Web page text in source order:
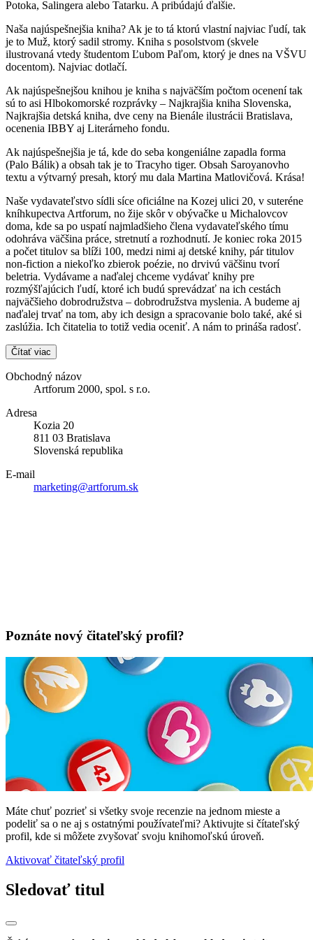
Potoka, Salingera alebo Tatarku. A pribúdajú ďalšie.
Naša najúspešnejšia kniha? Ak je to tá ktorú vlastní najviac ľudí, tak
je to Muž, ktorý sadil stromy. Kniha s posolstvom (skvele
ilustrovaná vtedy študentom Ľubom Paľom, ktorý je dnes na VŠVU
docentom). Najviac dotlačí.
Ak najúspešnejšou knihou je kniha s najväčším počtom ocenení tak
sú to asi Hlbokomorské rozprávky – Najkrajšia kniha Slovenska,
Najkrajšia detská kniha, dve ceny na Bienále ilustrácii Bratislava,
ocenenia IBBY aj Literárneho fondu.
Ak najúspešnejšia je tá, kde do seba kongeniálne zapadla forma
(Palo Bálik) a obsah tak je to Tracyho tiger. Obsah Saroyanovho
textu a výtvarný presah, ktorý mu dala Martina Matlovičová. Krása!
Naše vydavateľstvo sídli síce oficiálne na Kozej ulici 20, v suteréne
kníhkupectva Artforum, no žije skôr v obývačke u Michalovcov
doma, kde sa po uspatí najmladšieho člena vydavateľského tímu
odohráva väčšina práce, stretnutí a rozhodnutí. Je koniec roka 2015
a počet titulov sa blíži 100, medzi nimi aj detské knihy, pár titulov
non-fiction a niekoľko zbierok poézie, no drvivú väčšinu tvorí
beletria. Vydávame a naďalej chceme vydávať knihy pre
rozmýšľajúcich ľudí, ktoré ich budú sprevádzať na ich cestách
najväčšieho dobrodružstva – dobrodružstva myslenia. A budeme aj
naďalej trvať na tom, aby ich design a spracovanie bolo také, aké si
zaslúžia. Ich čitatelia to totiž vedia oceniť. A nám to prináša radosť.
Čítať viac
Obchodný názov
Artforum 2000, spol. s r.o.
Adresa
Kozia 20
811 03 Bratislava
Slovenská republika
E-mail
marketing@artforum.sk
Poznáte nový čitateľský profil?
Máte chuť pozrieť si všetky svoje recenzie na jednom mieste a
podeliť sa o ne aj s ostatnými používateľmi? Aktivujte si čítateľský
profil, kde si môžete zvyšovať svoju knihomoľskú úroveň.
Aktivovať čitateľský profil
Sledovať titul